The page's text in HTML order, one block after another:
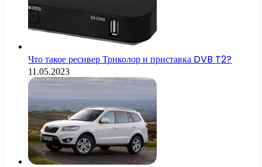
Что такое ресивер Триколор и приставка DVB T2?
11.05.2023